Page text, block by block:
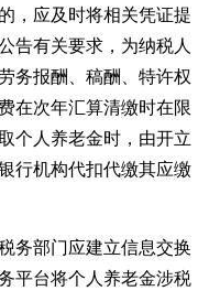
，应及时将相关凭证提
告有关要求，为纳税人
务报酬、稿酬、特许权
在次年汇算清缴时在限
个人养老金时，由开立
行机构代扣代缴其应缴
务部门应建立信息交换
平台将个人养老金涉税